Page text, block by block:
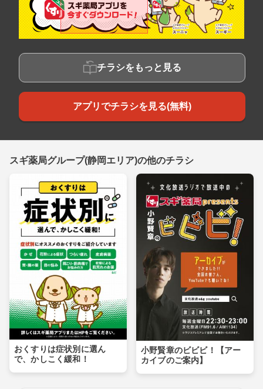
チラシをもっと見る
アプリでチラシを見る(無料)
スギ薬局グループ(静岡エリア)の他のチラシ
おくすりは症状別に選ん
で、かしこく緩和！
小野賢章のビビビ！【アー
カイブのご案内】